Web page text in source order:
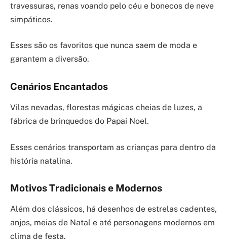
travessuras, renas voando pelo céu e bonecos de neve
simpáticos.
Esses são os favoritos que nunca saem de moda e
garantem a diversão.
Cenários Encantados
Vilas nevadas, florestas mágicas cheias de luzes, a
fábrica de brinquedos do Papai Noel.
Esses cenários transportam as crianças para dentro da
história natalina.
Motivos Tradicionais e Modernos
Além dos clássicos, há desenhos de estrelas cadentes,
anjos, meias de Natal e até personagens modernos em
clima de festa.